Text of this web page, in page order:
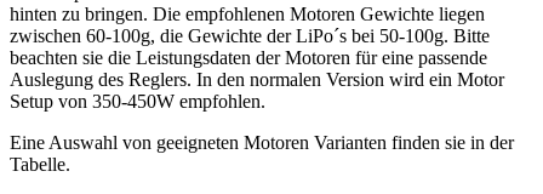
hinten zu bringen. Die empfohlenen Motoren Gewichte liegen
zwischen 60-100g, die Gewichte der LiPo´s bei 50-100g. Bitte
beachten sie die Leistungsdaten der Motoren für eine passende
Auslegung des Reglers. In den normalen Version wird ein Motor
Setup von 350-450W empfohlen.
Eine Auswahl von geeigneten Motoren Varianten finden sie in der
Tabelle.